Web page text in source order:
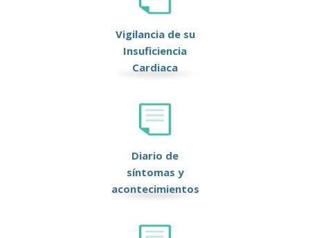
Vigilancia de su
Insuficiencia
Cardiaca
Diario de
síntomas y
acontecimientos